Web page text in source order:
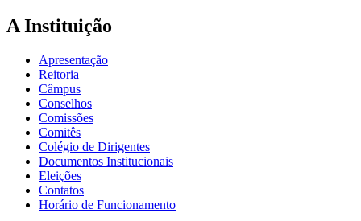
A Instituição
Apresentação
Reitoria
Câmpus
Conselhos
Comissões
Comitês
Colégio de Dirigentes
Documentos Institucionais
Eleições
Contatos
Horário de Funcionamento